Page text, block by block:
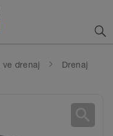
ve drenaj
Drenaj